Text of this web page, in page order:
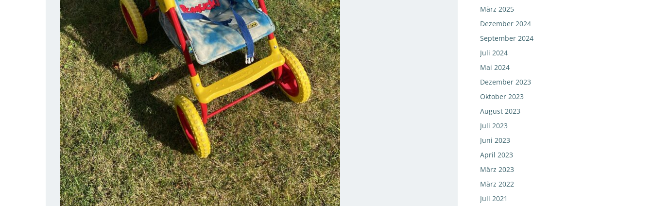
März 2025
Dezember 2024
September 2024
Juli 2024
Mai 2024
Dezember 2023
Oktober 2023
August 2023
Juli 2023
Juni 2023
April 2023
März 2023
März 2022
Juli 2021